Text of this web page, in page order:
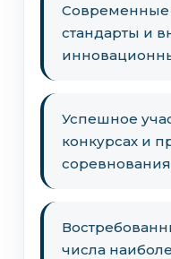
Современные
стандарты и
Успешное
конкурсах и
числа